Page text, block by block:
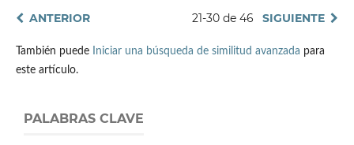
ANTERIOR 21-30 de 46 SIGUIENTE
También puede Iniciar una búsqueda de similitud avanzada para
este artículo.
PALABRAS CLAVE